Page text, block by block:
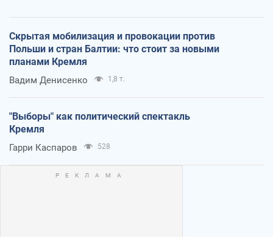
Скрытая мобилизация и провокации против
Польши и стран Балтии: что стоит за новыми
планами Кремля
Вадим Денисенко 1,8 т.
"Выборы" как политический спектакль
Кремля
Гарри Каспаров 528